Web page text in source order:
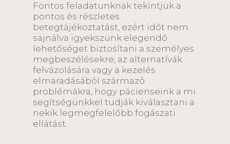
Fontos feladatunknak tekintjük a
pontos és részletes
betegtájékoztatást, ezért időt nem
sajnálva igyekszünk elegendő
lehetőséget biztosítani a személyes
megbeszélésekre, az alternatívák
felvázolására vagy a kezelés
elmaradásából származó
problémákra, hogy pácienseink a mi
segítségünkkel tudják kiválasztani a
nekik legmegfelelőbb fogászati
ellátást.